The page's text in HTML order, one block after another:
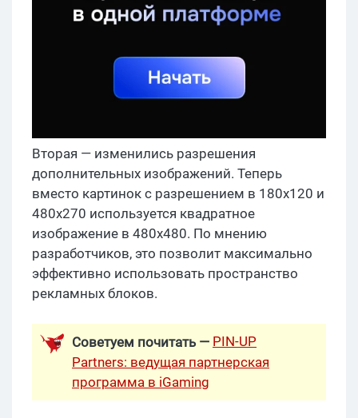
Вторая — изменились разрешения
дополнительных изображений. Теперь
вместо картинок с разрешением в 180х120 и
480х270 используется квадратное
изображение в 480х480. По мнению
разработчиков, это позволит максимально
эффективно использовать пространство
рекламных блоков.
Советуем почитать — PIN-UP
Partners: ведущая партнерская
программа в iGaming